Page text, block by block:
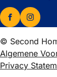
© Second
Algemene
Privacy